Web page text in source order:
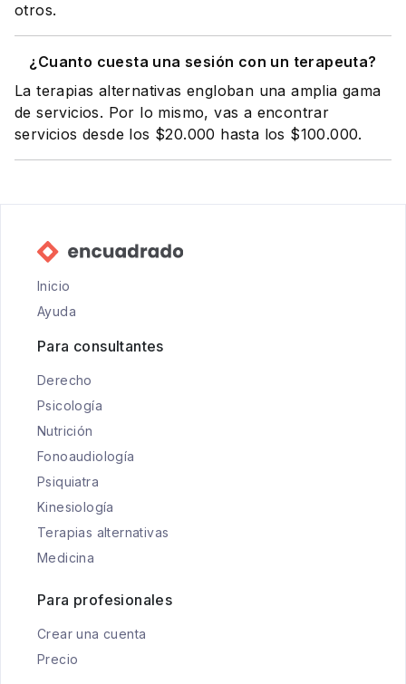
otros.
¿Cuanto cuesta una sesión con un terapeuta?
La terapias alternativas engloban una amplia gama
de servicios. Por lo mismo, vas a encontrar
servicios desde los $20.000 hasta los $100.000.
Inicio
Ayuda
Para consultantes
Derecho
Psicología
Nutrición
Fonoaudiología
Psiquiatra
Kinesiología
Terapias alternativas
Medicina
Para profesionales
Crear una cuenta
Precio